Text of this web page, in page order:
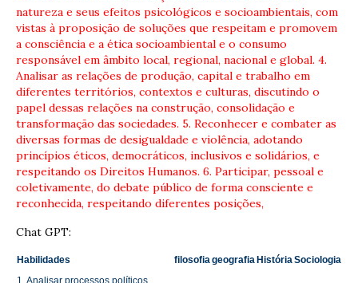
natureza e seus efeitos psicológicos e socioambientais, com
vistas à proposição de soluções que respeitam e promovem
a consciência e a ética socioambiental e o consumo
responsável em âmbito local, regional, nacional e global. 4.
Analisar as relações de produção, capital e trabalho em
diferentes territórios, contextos e culturas, discutindo o
papel dessas relações na construção, consolidação e
transformação das sociedades. 5. Reconhecer e combater as
diversas formas de desigualdade e violência, adotando
princípios éticos, democráticos, inclusivos e solidários, e
respeitando os Direitos Humanos. 6. Participar, pessoal e
coletivamente, do debate público de forma consciente e
reconhecida, respeitando diferentes posições,
Chat GPT:
Habilidades filosofiageografia HistóriaSociologia